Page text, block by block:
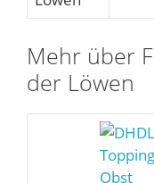
Mehr über
der Löwen